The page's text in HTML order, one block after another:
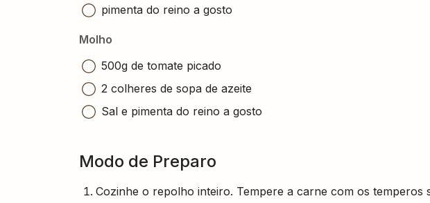
pimenta do reino a gosto
Molho
500g de tomate picado
2 colheres de sopa de azeite
Sal e pimenta do reino a gosto
Modo de Preparo
Cozinhe o repolho inteiro. Tempere a carne com os temperos